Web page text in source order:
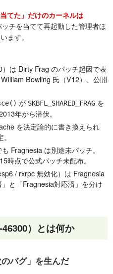
てた」だけのカーネルは
ッチを当てて再起動した管理者ほ
ます。
は Dirty Frag のパッチ起因で表
Bowling 氏（V12）、公開
が SKBFL_SHARED_FRAG を
年から潜伏。
を決定論的に書き換えられ
Fragnesia は別途未パッチ。
時点で公式パッチ未配布。
/ rxrpc 無効化）は Fragnesia
と「Fragnesia対応済」を分け
）とは何か
バグ」を生んだ